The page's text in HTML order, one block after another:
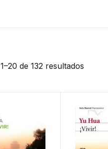
de 132 resultados